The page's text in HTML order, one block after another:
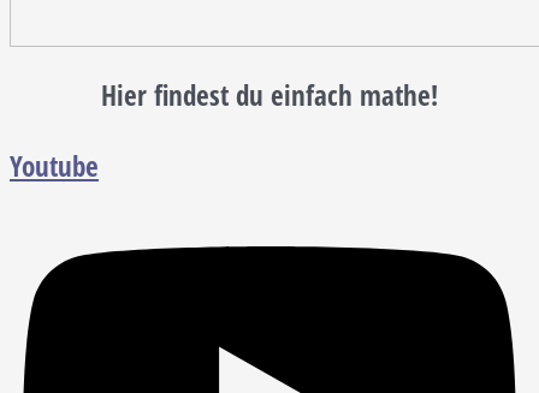
Hier findest du einfach mathe!
Youtube